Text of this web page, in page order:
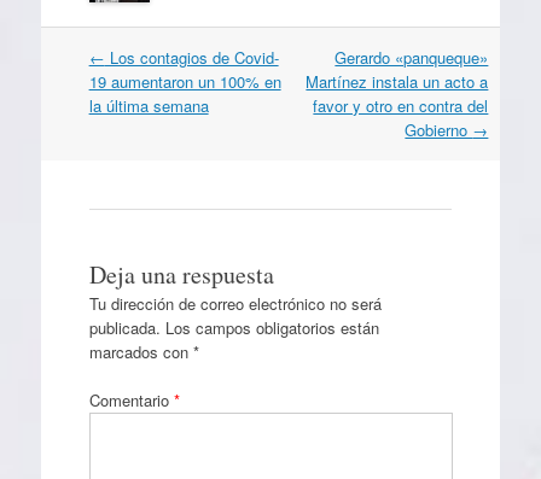
Navegación
por
artículos
← Los contagios de Covid-
19 aumentaron un 100% en
la última semana
Gerardo «panqueque»
Martínez instala un acto a
favor y otro en contra del
Gobierno →
Deja una respuesta
Tu dirección de correo electrónico no será
publicada. Los campos obligatorios están
marcados con *
Comentario *